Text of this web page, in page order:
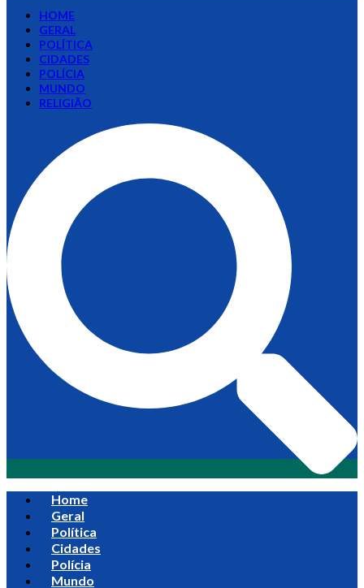
HOME
GERAL
POLÍTICA
CIDADES
POLÍCIA
MUNDO
RELIGIÃO
Home
Geral
Política
Cidades
Polícia
Mundo